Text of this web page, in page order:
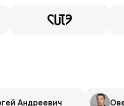
Андреевич